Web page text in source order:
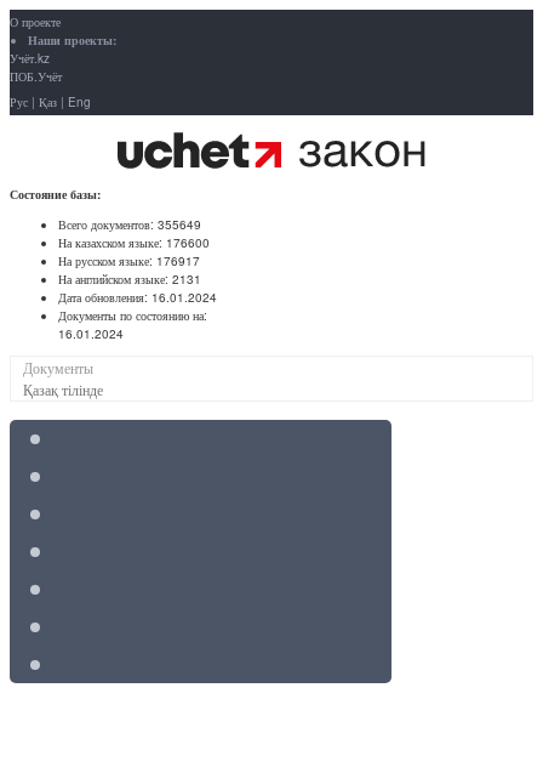
О проекте
Наши проекты:
Учёт.kz
ПОБ.Учёт
Рус | Қаз | Eng
Состояние базы:
Всего документов: 355649
На казахском языке: 176600
На русском языке: 176917
На английском языке: 2131
Дата обновления: 16.01.2024
Документы по состоянию на:
16.01.2024
Документы
Қазақ тілінде